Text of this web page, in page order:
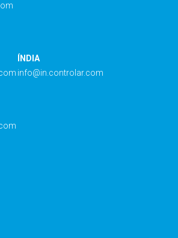
ÍNDIA
info@in.controlar.com